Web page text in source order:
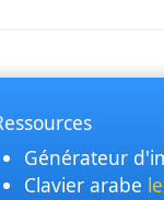
Générateur
Clavier arabe